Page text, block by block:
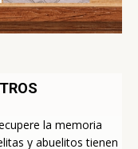
la memoria
y abuelitos tienen